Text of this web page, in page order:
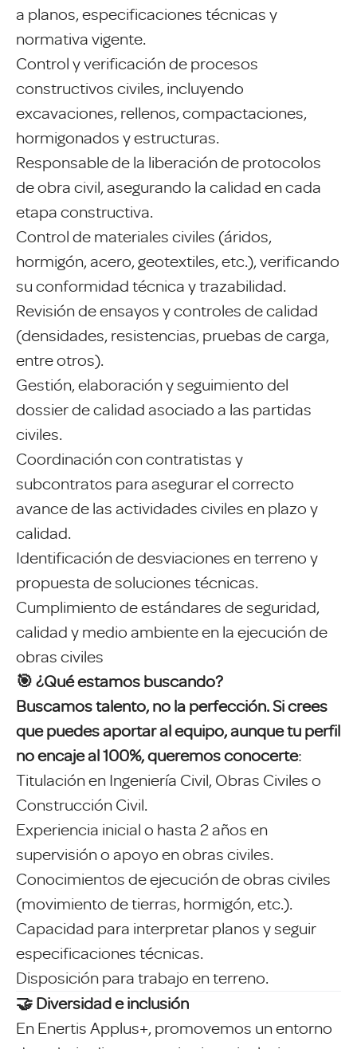
a planos, especificaciones técnicas y
normativa vigente.
Control y verificación de procesos
constructivos civiles, incluyendo
excavaciones, rellenos, compactaciones,
hormigonados y estructuras.
Responsable de la liberación de protocolos
de obra civil, asegurando la calidad en cada
etapa constructiva.
Control de materiales civiles (áridos,
hormigón, acero, geotextiles, etc.), verificando
su conformidad técnica y trazabilidad.
Revisión de ensayos y controles de calidad
(densidades, resistencias, pruebas de carga,
entre otros).
Gestión, elaboración y seguimiento del
dossier de calidad asociado a las partidas
civiles.
Coordinación con contratistas y
subcontratos para asegurar el correcto
avance de las actividades civiles en plazo y
calidad.
Identificación de desviaciones en terreno y
propuesta de soluciones técnicas.
Cumplimiento de estándares de seguridad,
calidad y medio ambiente en la ejecución de
obras civiles
🎯 ¿Qué estamos buscando?
Buscamos talento, no la perfección. Si crees
que puedes aportar al equipo, aunque tu perfil
no encaje al 100%, queremos conocerte:
Titulación en Ingeniería Civil, Obras Civiles o
Construcción Civil.
Experiencia inicial o hasta 2 años en
supervisión o apoyo en obras civiles.
Conocimientos de ejecución de obras civiles
(movimiento de tierras, hormigón, etc.).
Capacidad para interpretar planos y seguir
especificaciones técnicas.
Disposición para trabajo en terreno.
🤝 Diversidad e inclusión
En Enertis Applus+, promovemos un entorno